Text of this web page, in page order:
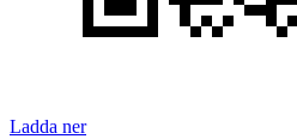
Ladda ner